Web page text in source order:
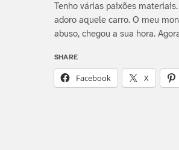
Tenho várias paixões
adoro aquele carro. O meu
abuso, chegou a sua hora.
SHARE
Facebook X